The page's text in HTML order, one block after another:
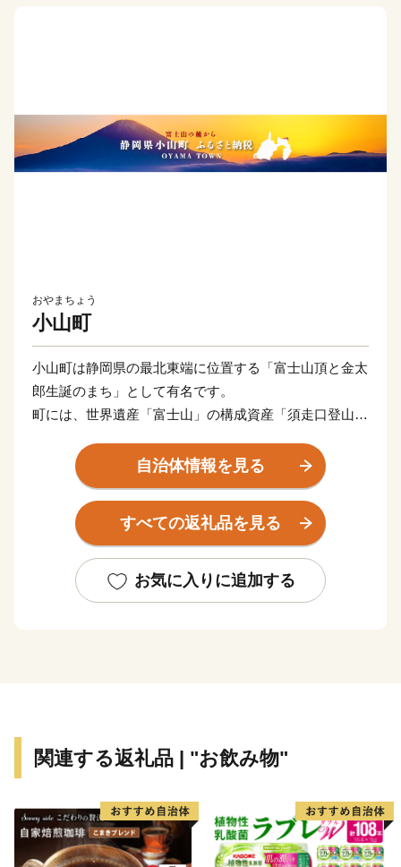
おやまちょう
小山町
小山町は静岡県の最北東端に位置する「富士山頂と金太
郎生誕のまち」として有名です。
町には、世界遺産「富士山」の構成資産「須走口登山
豊富なため、わさびや稲作の生産が盛んで、町内には美
しい水田が広がっています。
童謡にも歌われる「足柄山の金太郎」の誕生の地として
も知られ、ゆかりの史跡も数多く残り、歴史ある町でも
その他にも日本さくら名所百選に選ばれた「冨士霊園の
桜」、日本最大のレーシングコース「富士スピードウェ
ふるさと納税を通じて、本町の良さを少しでも感じてい
皆さまのご厚意は、本町のまちづくりに活用させていた
だきますので、これからもご支援賜りますようお願い申
し上げます。
自治体情報を見る
すべての返礼品を見る
お気に入りに追加する
関連する返礼品 | "お飲み物"